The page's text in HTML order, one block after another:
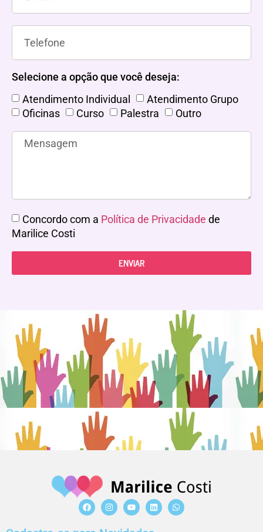
Selecione a opção que você deseja:
Atendimento Individual
Atendimento Grupo
Oficinas
Curso Palestra Outro
Concordo com a Política de Privacidade de
Marilice Costi
ENVIAR